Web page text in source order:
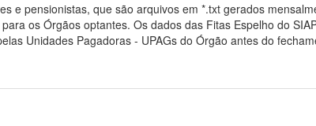
e pensionistas, que são arquivos em *.txt gerados
os Órgãos optantes. Os dados das Fitas Espelho do
Unidades Pagadoras - UPAGs do Órgão antes do